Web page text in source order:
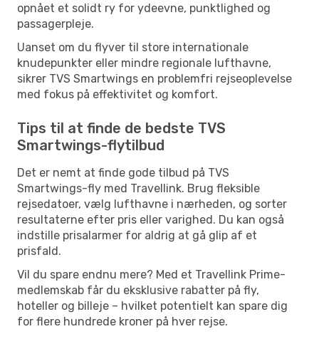
opnået et solidt ry for ydeevne, punktlighed og
passagerpleje.
Uanset om du flyver til store internationale
knudepunkter eller mindre regionale lufthavne,
sikrer TVS Smartwings en problemfri rejseoplevelse
med fokus på effektivitet og komfort.
Tips til at finde de bedste TVS
Smartwings-flytilbud
Det er nemt at finde gode tilbud på TVS
Smartwings-fly med Travellink. Brug fleksible
rejsedatoer, vælg lufthavne i nærheden, og sorter
resultaterne efter pris eller varighed. Du kan også
indstille prisalarmer for aldrig at gå glip af et
prisfald.
Vil du spare endnu mere? Med et Travellink Prime-
medlemskab får du eksklusive rabatter på fly,
hoteller og billeje – hvilket potentielt kan spare dig
for flere hundrede kroner på hver rejse.